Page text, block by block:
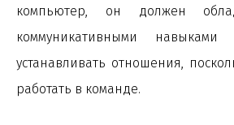
компьютер, он должен
коммуникативными навыками
устанавливать отношения,
работать в команде.